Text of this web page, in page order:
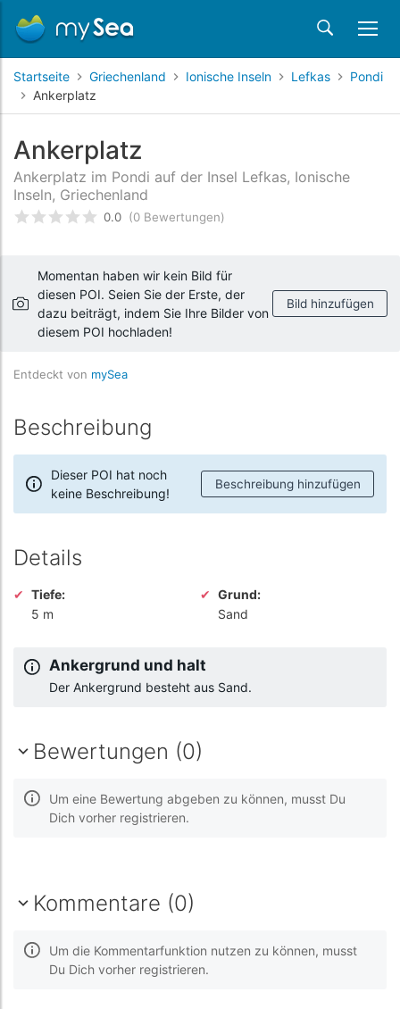
Startseite Griechenland Ionische Inseln Lefkas
Pondi
Ankerplatz
Ankerplatz
Ankerplatz im Pondi auf der Insel Lefkas, Ionische
Inseln, Griechenland
bewertet0 /5 beyogen auf
0.0 (0 Bewertungen)
Momentan haben wir kein Bild für
diesen POI. Seien Sie der Erste, der
dazu beiträgt, indem Sie Ihre Bilder von
diesem POI hochladen!
Bild hinzufügen
Entdeckt von mySea
Beschreibung
Dieser POI hat noch
keine Beschreibung!
Beschreibung hinzufügen
Details
Tiefe:
5 m
Grund:
Sand
Ankergrund und halt
Der Ankergrund besteht aus Sand.
Bewertungen (0)
Um eine Bewertung abgeben zu können, musst Du
Dich vorher registrieren.
Kommentare (0)
Um die Kommentarfunktion nutzen zu können, musst
Du Dich vorher registrieren.